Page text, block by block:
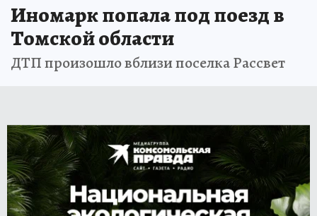
Иномарк попала под поезд в
Томской области
ДТП произошло вблизи поселка Рассвет